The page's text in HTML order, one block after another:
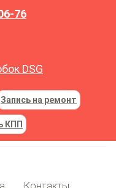
76
DSG
Запись на ремонт
КПП
Контакты